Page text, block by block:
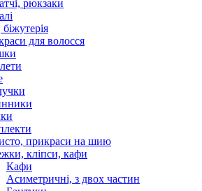
рюкзаки
для волосся
прикраси на шию
кліпси, кафи
Кафи
Асиметричні, з двох частин